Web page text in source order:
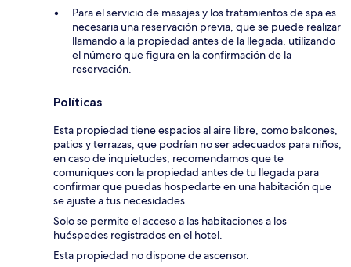
Para el servicio de masajes y los tratamientos de spa es
necesaria una reservación previa, que se puede realizar
llamando a la propiedad antes de la llegada, utilizando
el número que figura en la confirmación de la
reservación.
Políticas
Esta propiedad tiene espacios al aire libre, como balcones,
patios y terrazas, que podrían no ser adecuados para niños;
en caso de inquietudes, recomendamos que te
comuniques con la propiedad antes de tu llegada para
confirmar que puedas hospedarte en una habitación que
se ajuste a tus necesidades.
Solo se permite el acceso a las habitaciones a los
huéspedes registrados en el hotel.
Esta propiedad no dispone de ascensor.